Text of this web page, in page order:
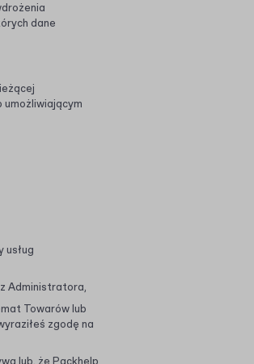
dane
umożliwiającym
Administratora,
Towarów lub
zgodę na